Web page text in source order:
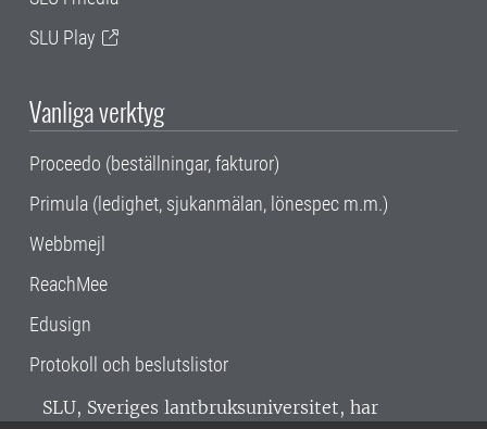
SLU Play
Vanliga verktyg
Proceedo (beställningar, fakturor)
Primula (ledighet, sjukanmälan, lönespec m.m.)
Webbmejl
ReachMee
Edusign
Protokoll och beslutslistor
SLU, Sveriges lantbruksuniversitet, har